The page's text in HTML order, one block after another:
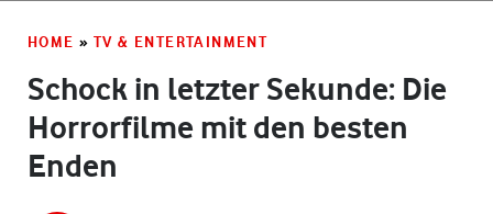
HOME » TV & ENTERTAINMENT
Schock in letzter Sekunde: Die
Horrorfilme mit den besten
Enden